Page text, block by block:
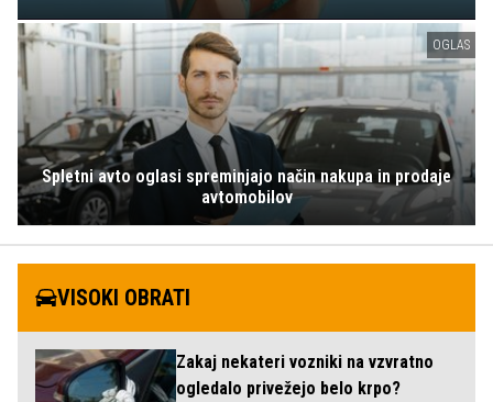
OGLAS
Spletni avto oglasi spreminjajo način nakupa in prodaje
avtomobilov
VISOKI OBRATI
Zakaj nekateri vozniki na vzvratno
ogledalo privežejo belo krpo?